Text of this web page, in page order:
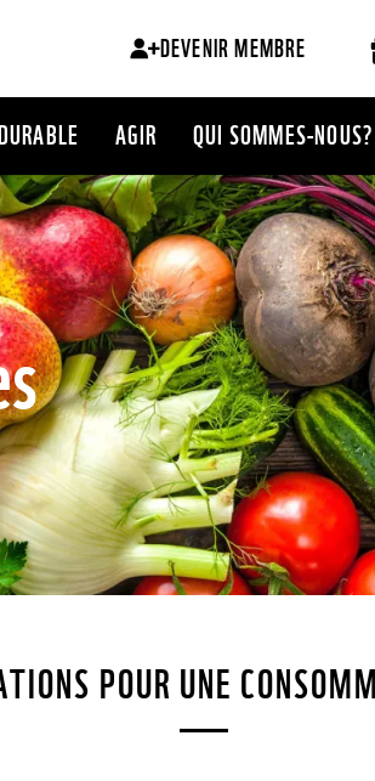
DEVENIR MEMBRE
AGIR QUI SOMMES-NOUS?
POUR UNE